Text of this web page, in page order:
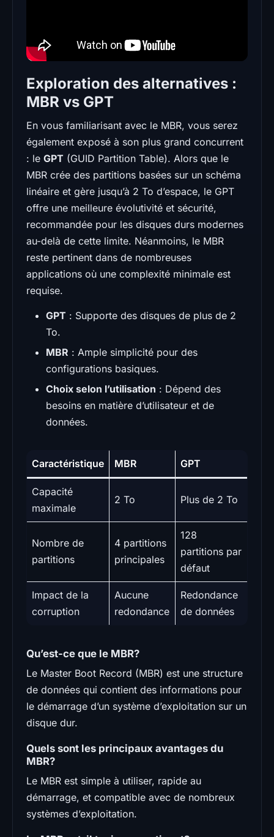
Exploration des alternatives :
MBR vs GPT
En vous familiarisant avec le MBR, vous serez
également exposé à son plus grand concurrent
: le GPT (GUID Partition Table). Alors que le
MBR crée des partitions basées sur un schéma
linéaire et gère jusqu’à 2 To d’espace, le GPT
offre une meilleure évolutivité et sécurité,
recommandée pour les disques durs modernes
au-delà de cette limite. Néanmoins, le MBR
reste pertinent dans de nombreuses
applications où une complexité minimale est
requise.
GPT : Supporte des disques de plus de 2
To.
MBR : Ample simplicité pour des
configurations basiques.
Choix selon l’utilisation : Dépend des
besoins en matière d’utilisateur et de
données.
Caractéristique MBR GPT
Capacité
maximale
2 To Plus de 2 To
Nombre de
partitions
4 partitions
principales
128
partitions par
défaut
Impact de la
corruption
Aucune
redondance
Redondance
de données
Qu’est-ce que le MBR?
Le Master Boot Record (MBR) est une structure
de données qui contient des informations pour
le démarrage d’un système d’exploitation sur un
disque dur.
Quels sont les principaux avantages du
MBR?
Le MBR est simple à utiliser, rapide au
démarrage, et compatible avec de nombreux
systèmes d’exploitation.